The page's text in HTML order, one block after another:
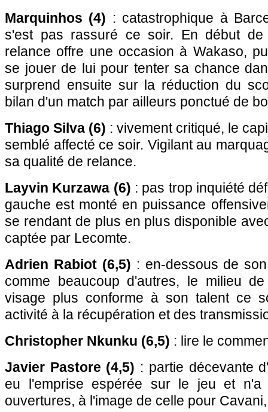
Marquinhos (4) : catastrophique à
s'est pas rassuré ce soir. En début de
relance offre une occasion à Wakaso,
se jouer de lui pour tenter sa chance
surprend ensuite sur la réduction du
bilan d'un match par ailleurs ponctué de
Thiago Silva (6) : vivement critiqué, le
semblé affecté ce soir. Vigilant au
sa qualité de relance.
Layvin Kurzawa (6) : pas trop inquiété
gauche est monté en puissance
se rendant de plus en plus disponible
captée par Lecomte.
Adrien Rabiot (6,5) : en-dessous de
comme beaucoup d'autres, le milieu
visage plus conforme à son talent ce
activité à la récupération et des
Christopher Nkunku (6,5) : lire le
Javier Pastore (4,5) : partie décevante
eu l'emprise espérée sur le jeu et
ouvertures, à l'image de celle pour